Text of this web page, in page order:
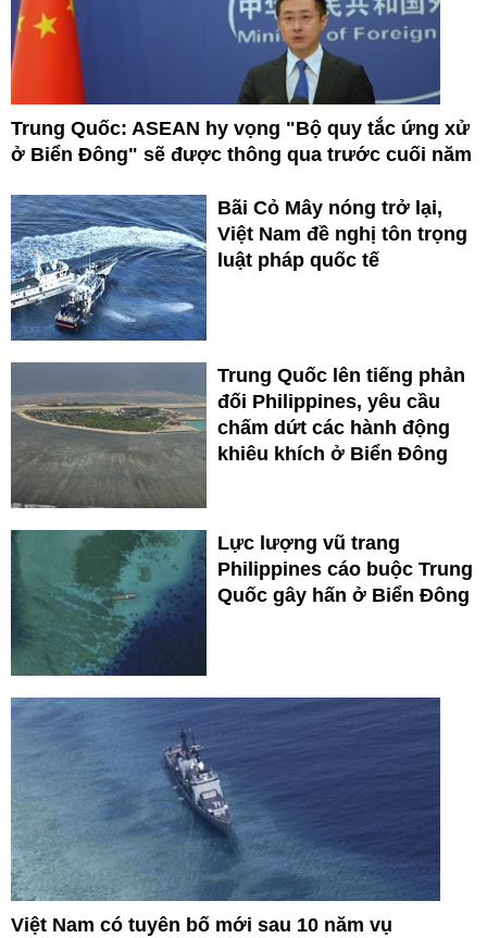
Trung Quốc: ASEAN hy vọng "Bộ quy tắc ứng xử
ở Biển Đông" sẽ được thông qua trước cuối năm
Bãi Cỏ Mây nóng trở lại,
Việt Nam đề nghị tôn trọng
luật pháp quốc tế
Trung Quốc lên tiếng phản
đối Philippines, yêu cầu
chấm dứt các hành động
khiêu khích ở Biển Đông
Lực lượng vũ trang
Philippines cáo buộc Trung
Quốc gây hấn ở Biển Đông
Việt Nam có tuyên bố mới sau 10 năm vụ